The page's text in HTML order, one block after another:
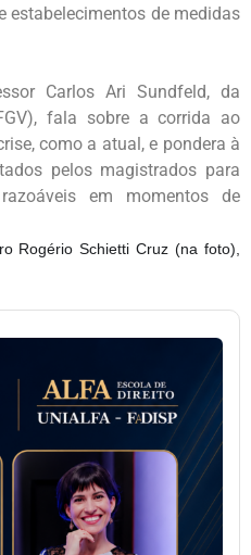
estabelecimentos de medidas
Carlos Ari Sundfeld, da
fala sobre a corrida ao
como a atual, e pondera à
pelos magistrados para
em momentos de
Rogério Schietti Cruz (na foto),